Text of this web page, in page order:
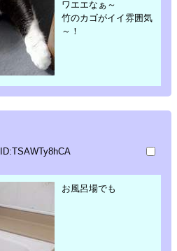
ワエエなぁ～
竹のカゴがイイ雰囲気
～！
ID:TSAWTy8hCA
お風呂場でも